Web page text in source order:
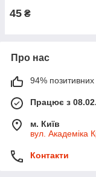
45 ₴
Про нас
94% позитивних
Працює з
м. Київ
вул. Академіка
Контакти